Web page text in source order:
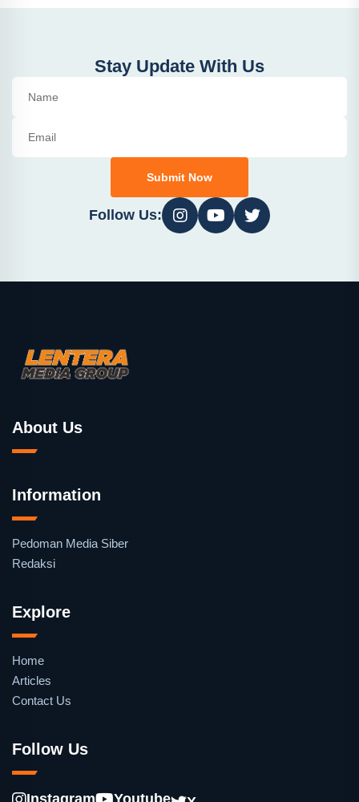
Stay Update With Us
Submit Now
Follow Us:
About Us
Information
Pedoman Media Siber
Redaksi
Explore
Home
Articles
Contact Us
Follow Us
Instagram Youtube